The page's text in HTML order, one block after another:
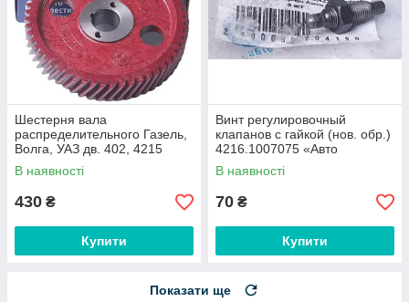
Шестерня вала
распределительного Газель,
Волга, УАЗ дв. 402, 4215
"бакелитка" (текстолит)
402.1006020 «Авто Престиж»
В наявності
430 ₴
Купити
Винт регулировочный
клапанов с гайкой (нов. обр.)
4216.1007075 «Авто
Престиж»
В наявності
70 ₴
Купити
Показати ще